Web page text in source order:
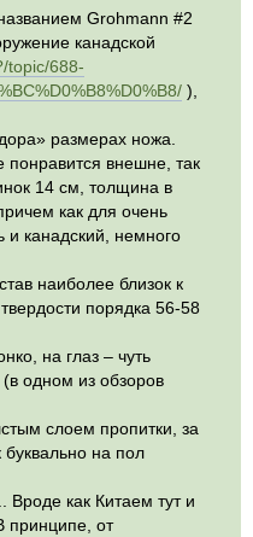
Grohmann #2
канадской
topic/688-
),
размерах ножа.
понравится внешне, так
14 см, толщина в
как для очень
и канадский, немного
наиболее близок к
порядка 56-58
на глаз – чуть
одном из обзоров
слоем пропитки, за
на пол
Вроде как Китаем тут и
принципе, от